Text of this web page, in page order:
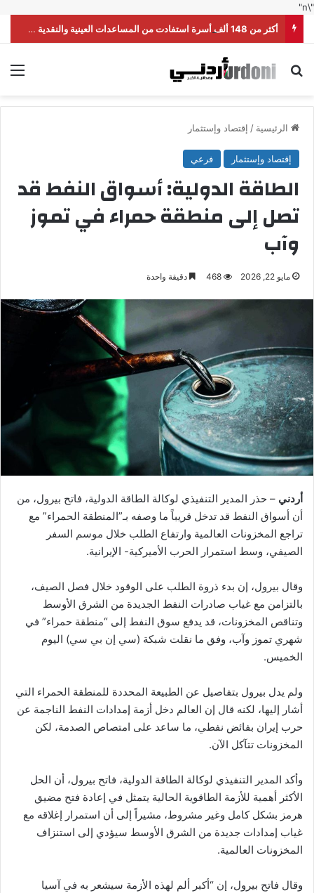
"\n"
أكثر من 148 ألف أسرة استفادت من المساعدات العينية والنقدية خلال النصف الأول من العام
بحث عن
الرئيسية / إقتصاد وإستثمار
إقتصاد وإستثمار فرعي
الطاقة الدولية: أسواق النفط قد
تصل إلى منطقة حمراء في تموز
وآب
مايو 22, 2026 468 دقيقة واحدة
أردني – حذر المدير التنفيذي لوكالة الطاقة الدولية، فاتح بيرول، من
أن أسواق النفط قد تدخل قريباً ما وصفه بـ”المنطقة الحمراء” مع
تراجع المخزونات العالمية وارتفاع الطلب خلال موسم السفر
الصيفي، وسط استمرار الحرب الأميركية- الإيرانية.
وقال بيرول، إن بدء ⁠ذروة الطلب على الوقود خلال فصل الصيف،
بالتزامن مع غياب صادرات النفط الجديدة من الشرق الأوسط
وتناقص المخزونات، قد يدفع سوق النفط إلى “منطقة حمراء” في
شهري تموز وآب، وفق ما نقلت شبكة (سي إن بي سي) اليوم
الخميس.
ولم يدل بيرول بتفاصيل عن الطبيعة المحددة للمنطقة الحمراء التي
أشار ​إليها، لكنه ⁠قال إن العالم ​دخل أزمة إمدادات النفط الناجمة ​عن
حرب إيران بفائض نفطي، ما ‌ساعد على امتصاص الصدمة، ⁠لكن
المخزونات تتآكل الآن.
وأكد المدير التنفيذي لوكالة الطاقة الدولية، فاتح بيرول، أن الحل
الأكثر أهمية للأزمة الطاقوية الحالية يتمثل في إعادة فتح مضيق
هرمز بشكل كامل وغير مشروط، مشيراً إلى أن استمرار إغلاقه مع
غياب إمدادات جديدة من الشرق الأوسط سيؤدي إلى استنزاف
المخزونات العالمية.
وقال فاتح بيرول، إن “أكبر ألم لهذه الأزمة سيشعر به في آسيا